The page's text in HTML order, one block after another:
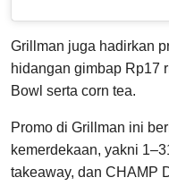
Grillman juga hadirkan
hidangan gimbap Rp17
Bowl serta corn tea.
Promo di Grillman ini
kemerdekaan, yakni
takeaway, dan CHAMP